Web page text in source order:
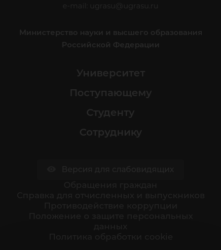
e-mail:
ugrasu@ugrasu.ru
Министерство науки и высшего образования
Российской Федерации
Университет
Поступающему
Студенту
Сотруднику